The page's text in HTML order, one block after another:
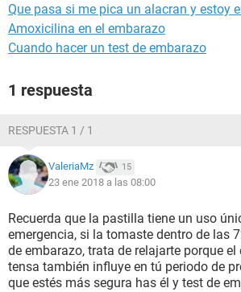
Que pasa si me pica un alacran y estoy
Amoxicilina en el embarazo
Cuando hacer un test de embarazo
1 respuesta
RESPUESTA 1 / 1
ValeriaMz 15
23 ene 2018 a las 08:00
Recuerda que la pastilla tiene un uso
emergencia, si la tomaste dentro de las
de embarazo, trata de relajarte porque el
tensa también influye en tú periodo de
que estés más segura has él y test de